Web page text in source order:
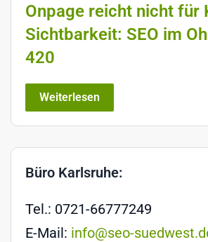
Onpage reicht nicht für
Sichtbarkeit: SEO im
420
Weiterlesen
Büro Karlsruhe:
Tel.: 0721-66777249
E-Mail: info@seo-